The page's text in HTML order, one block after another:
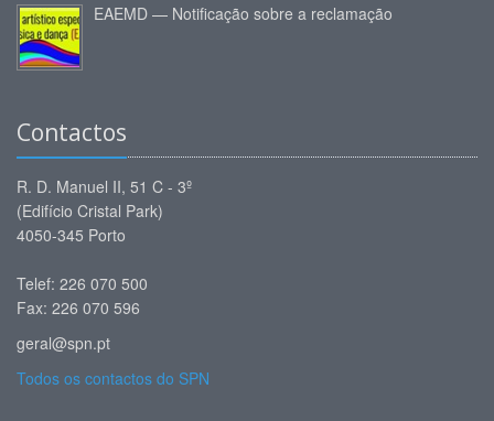
EAEMD — Notificação sobre a reclamação
Contactos
R. D. Manuel II, 51 C - 3º
(Edifício Cristal Park)
4050-345 Porto
Telef: 226 070 500
Fax: 226 070 596
geral@spn.pt
Todos os contactos do SPN